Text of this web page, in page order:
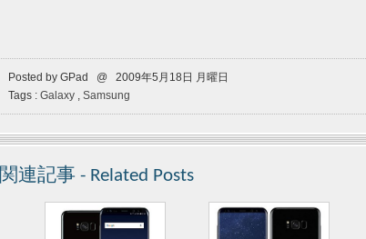
Posted by GPad @ 2009年5月18日 月曜日
Tags : Galaxy , Samsung
関連記事 - Related Posts